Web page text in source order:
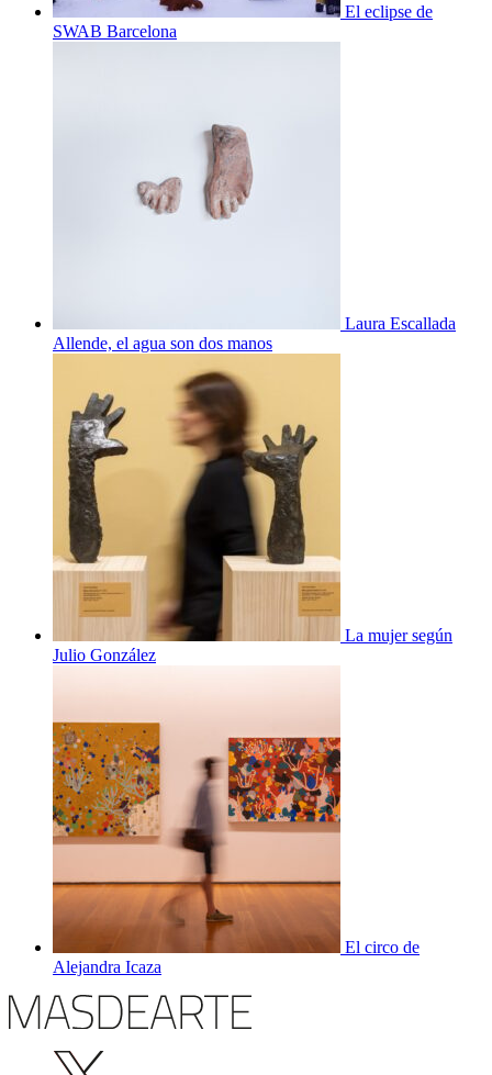
El eclipse de
SWAB Barcelona
Laura Escallada
Allende, el agua son dos manos
La mujer según
Julio González
El circo de
Alejandra Icaza